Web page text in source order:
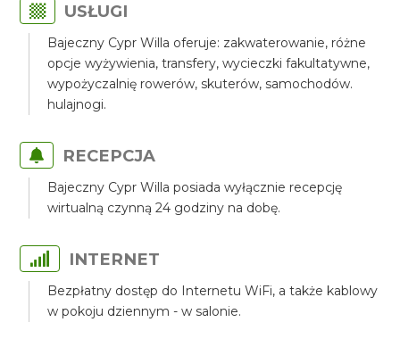
USŁUGI
Bajeczny Cypr Willa oferuje: zakwaterowanie, różne
opcje wyżywienia, transfery, wycieczki fakultatywne,
wypożyczalnię rowerów, skuterów, samochodów.
hulajnogi.
RECEPCJA
Bajeczny Cypr Willa posiada wyłącznie recepcję
wirtualną czynną 24 godziny na dobę.
INTERNET
Bezpłatny dostęp do Internetu WiFi, a także kablowy
w pokoju dziennym - w salonie.